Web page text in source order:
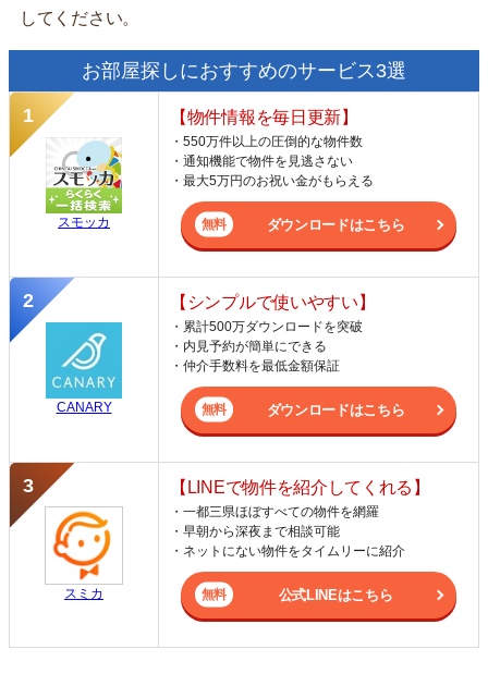
してください。
お部屋探しにおすすめのサービス3選
スモッカ
【物件情報を毎日更新】
・550万件以上の圧倒的な物件数
・通知機能で物件を見逃さない
・最大5万円のお祝い金がもらえる
ダウンロードはこちら
CANARY
【シンプルで使いやすい】
・累計500万ダウンロードを突破
・内見予約が簡単にできる
・仲介手数料を最低金額保証
ダウンロードはこちら
スミカ
【LINEで物件を紹介してくれる】
・一都三県ほぼすべての物件を網羅
・早朝から深夜まで相談可能
・ネットにない物件をタイムリーに紹介
公式LINEはこちら